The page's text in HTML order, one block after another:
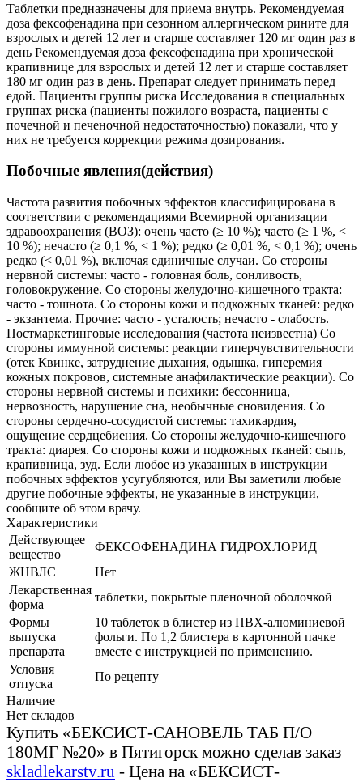
Таблетки предназначены для приема внутрь. Рекомендуемая
доза фексофенадина при сезонном аллергическом рините для
взрослых и детей 12 лет и старше составляет 120 мг один раз в
день Рекомендуемая доза фексофенадина при хронической
крапивнице для взрослых и детей 12 лет и старше составляет
180 мг один раз в день. Препарат следует принимать перед
едой. Пациенты группы риска Исследования в специальных
группах риска (пациенты пожилого возраста, пациенты с
почечной и печеночной недостаточностью) показали, что у
них не требуется коррекции режима дозирования.
Побочные явления(действия)
Частота развития побочных эффектов классифицирована в
соответствии с рекомендациями Всемирной организации
здравоохранения (ВОЗ): очень часто (≥ 10 %); часто (≥ 1 %, <
10 %); нечасто (≥ 0,1 %, < 1 %); редко (≥ 0,01 %, < 0,1 %); очень
редко (< 0,01 %), включая единичные случаи. Со стороны
нервной системы: часто - головная боль, сонливость,
головокружение. Со стороны желудочно-кишечного тракта:
часто - тошнота. Со стороны кожи и подкожных тканей: редко
- экзантема. Прочие: часто - усталость; нечасто - слабость.
Постмаркетинговые исследования (частота неизвестна) Со
стороны иммунной системы: реакции гиперчувствительности
(отек Квинке, затруднение дыхания, одышка, гиперемия
кожных покровов, системные анафилактические реакции). Со
стороны нервной системы и психики: бессонница,
нервозность, нарушение сна, необычные сновидения. Со
стороны сердечно-сосудистой системы: тахикардия,
ощущение сердцебиения. Со стороны желудочно-кишечного
тракта: диарея. Со стороны кожи и подкожных тканей: сыпь,
крапивница, зуд. Если любое из указанных в инструкции
побочных эффектов усугубляются, или Вы заметили любые
другие побочные эффекты, не указанные в инструкции,
сообщите об этом врачу.
Характеристики
Действующее
вещество
ФЕКСОФЕНАДИНА ГИДРОХЛОРИД
ЖНВЛС
Нет
Лекарственная
форма
таблетки, покрытые пленочной оболочкой
Формы
выпуска
препарата
10 таблеток в блистер из ПВХ-алюминиевой
фольги. По 1,2 блистера в картонной пачке
вместе с инструкцией по применению.
Условия
отпуска
По рецепту
Наличие
Нет складов
Купить «БЕКСИСТ-САНОВЕЛЬ ТАБ П/О
180МГ №20» в Пятигорск можно сделав заказ
skladlekarstv.ru - Цена на «БЕКСИСТ-